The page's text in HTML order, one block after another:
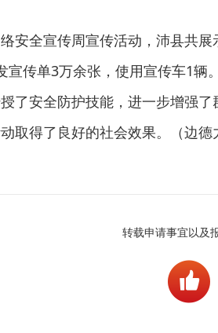
安全宣传周宣传活动，沛县共
宣传单3万余张，使用宣传车1辆
了安全防护技能，进一步增强
取得了良好的社会效果。（边德
转载申请事宜以及